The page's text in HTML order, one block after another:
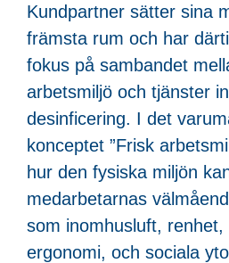
Kundpartner sätter sina
främsta rum och har
fokus på sambandet
arbetsmiljö och tjänster
desinficering. I det
konceptet ”Frisk
hur den fysiska miljön
medarbetarnas
som inomhusluft, renhet,
ergonomi, och sociala